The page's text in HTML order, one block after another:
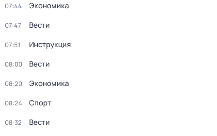
07:44 Экономика
07:47 Вести
07:51 Инструкция
08:00 Вести
08:20 Экономика
08:24 Спорт
08:32 Вести